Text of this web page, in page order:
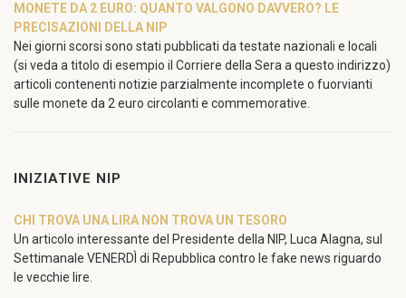
MONETE DA 2 EURO: QUANTO VALGONO DAVVERO? LE
PRECISAZIONI DELLA NIP
Nei giorni scorsi sono stati pubblicati da testate nazionali e locali
(si veda a titolo di esempio il Corriere della Sera a questo indirizzo)
articoli contenenti notizie parzialmente incomplete o fuorvianti
sulle monete da 2 euro circolanti e commemorative.
INIZIATIVE NIP
CHI TROVA UNA LIRA NON TROVA UN TESORO
Un articolo interessante del Presidente della NIP, Luca Alagna, sul
Settimanale VENERDÌ di Repubblica contro le fake news riguardo
le vecchie lire.